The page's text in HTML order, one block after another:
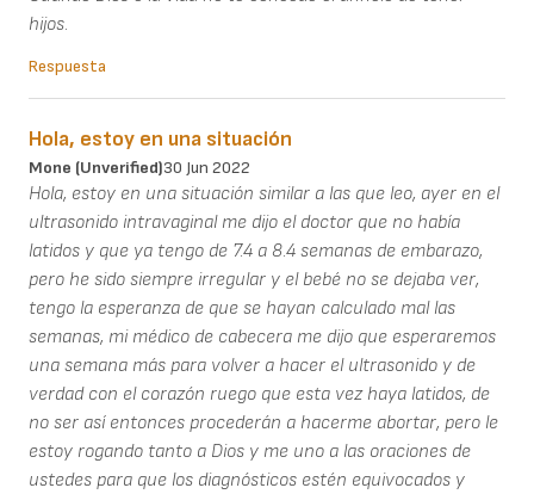
hijos.
Respuesta
Hola, estoy en una situación
Mone (unverified)30 Jun 2022
Hola, estoy en una situación similar a las que leo, ayer en el
ultrasonido intravaginal me dijo el doctor que no había
latidos y que ya tengo de 7.4 a 8.4 semanas de embarazo,
pero he sido siempre irregular y el bebé no se dejaba ver,
tengo la esperanza de que se hayan calculado mal las
semanas, mi médico de cabecera me dijo que esperaremos
una semana más para volver a hacer el ultrasonido y de
verdad con el corazón ruego que esta vez haya latidos, de
no ser así entonces procederán a hacerme abortar, pero le
estoy rogando tanto a Dios y me uno a las oraciones de
ustedes para que los diagnósticos estén equivocados y